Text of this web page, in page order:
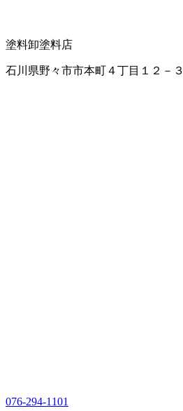
塗料卸塗料店
石川県野々市市本町４丁目１２－３
076-294-1101